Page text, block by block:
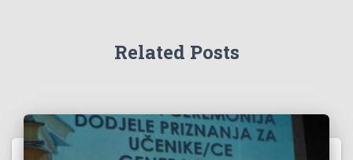
Related Posts